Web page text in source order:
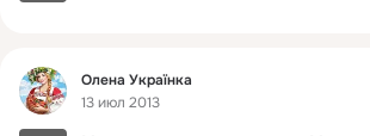
Фид
Олена Українка
13 июл 2013